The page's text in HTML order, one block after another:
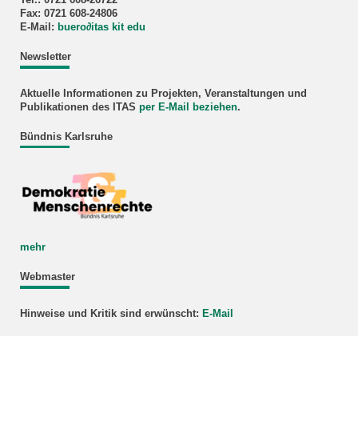
Fax: 0721 608-24806
E-Mail: buero∂itas kit edu
Newsletter
Aktuelle Informationen zu Projekten, Veranstaltungen und
Publikationen des ITAS per E-Mail beziehen.
Bündnis Karlsruhe
mehr
Webmaster
Hinweise und Kritik sind erwünscht: E-Mail